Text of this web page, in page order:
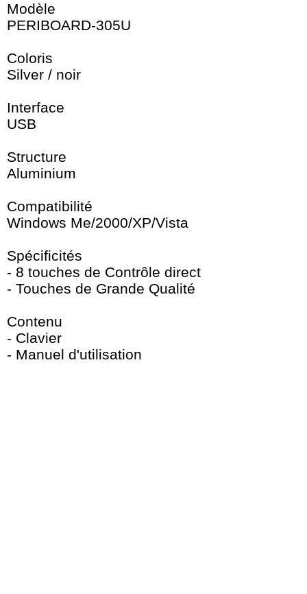
Modèle
PERIBOARD-305U
Coloris
Silver / noir
Interface
USB
Structure
Aluminium
Compatibilité
Windows Me/2000/XP/Vista
Spécificités
- 8 touches de Contrôle direct
- Touches de Grande Qualité
Contenu
- Clavier
- Manuel d'utilisation